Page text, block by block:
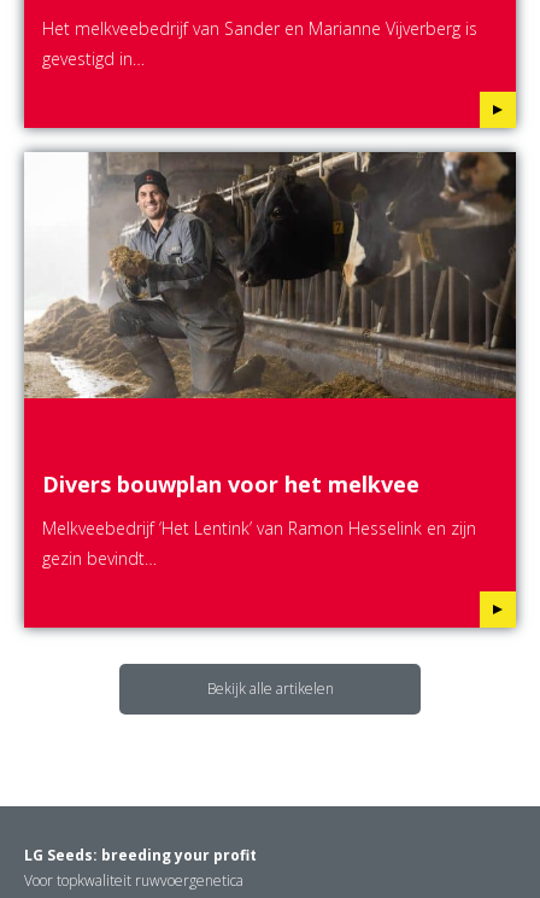
Het melkveebedrijf van Sander en Marianne Vijverberg is
gevestigd in…
Divers bouwplan voor het melkvee
Melkveebedrijf ‘Het Lentink’ van Ramon Hesselink en zijn
gezin bevindt…
Bekijk alle artikelen
LG Seeds: breeding your profit
Voor topkwaliteit ruwvoergenetica